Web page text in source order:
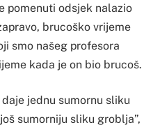
pomenuti odsjek nalazio
brucoško vrijeme
smo našeg profesora
kada je on bio brucoš.
jednu sumornu sliku
sumorniju sliku groblja”,